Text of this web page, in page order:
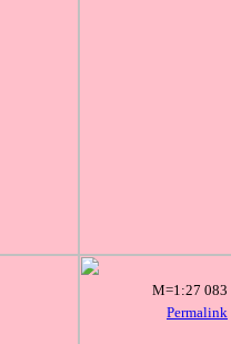
Permalink
M=1:27 083